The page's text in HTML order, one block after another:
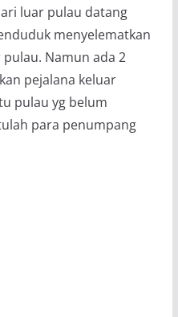
luar pulau datang
menyelematkan
Namun ada 2
pejalana keluar
pulau yg belum
para penumpang